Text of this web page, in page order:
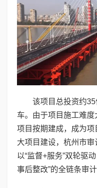
该项目总投资约
车。由于项目施工难
项目按期建成，成为
大项目建设，杭州市审
以“监督+服务”双轮驱
事后整改”的全链条审计